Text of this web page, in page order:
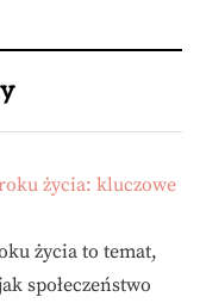
życia: kluczowe
życia to temat,
społeczeństwo